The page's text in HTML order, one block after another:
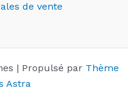
de vente
| Propulsé par Thème
Astra